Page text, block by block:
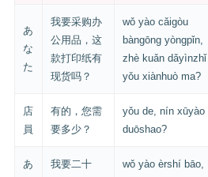
あ
な
た
我要采购办
公用品，这
款打印纸有
现货吗？
wǒ yào cǎigòu
bàngōng yòngpǐn,
zhè kuǎn dǎyìnzhǐ
yǒu xiànhuò ma?
店
員
有的，您需
要多少？
yǒu de, nín xūyào
duōshao?
あ
我要二十
wǒ yào èrshí bāo,